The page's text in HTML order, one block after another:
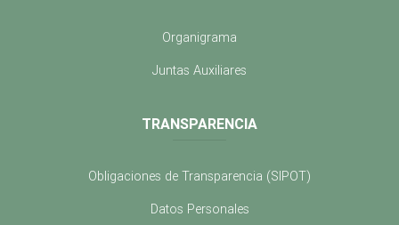
Organigrama
Juntas Auxiliares
TRANSPARENCIA
Obligaciones de Transparencia (SIPOT)
Datos Personales